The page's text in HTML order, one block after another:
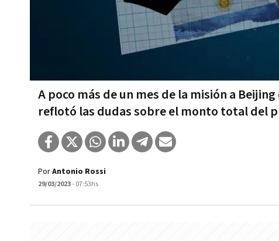
A poco más de un mes de la misión a
reflotó las dudas sobre el monto total del
PorAntonio Rossi
29/03/2023- 07:53hs